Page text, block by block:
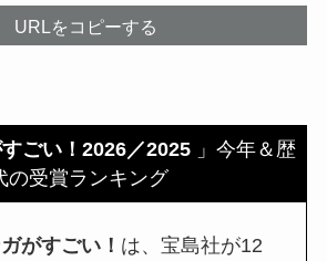
URLをコピーする
ごい！2026／2025 」今年＆歴
の受賞ランキング
がすごい！ は、宝島社が12